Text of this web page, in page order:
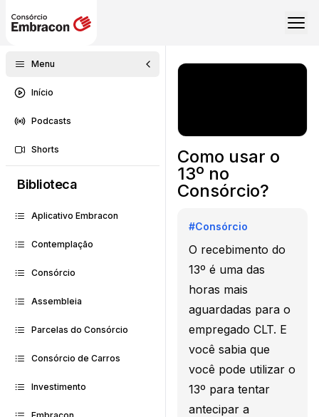
Menu
Início
Podcasts
Shorts
Biblioteca
Aplicativo Embracon
Contemplação
Consórcio
Assembleia
Parcelas do Consórcio
Consórcio de Carros
Investimento
Como usar o
13º no
Consórcio?
#Consórcio
O recebimento do
13º é uma das
horas mais
aguardadas para o
empregado CLT. E
você sabia que
você pode utilizar o
13º para tentar
antecipar a